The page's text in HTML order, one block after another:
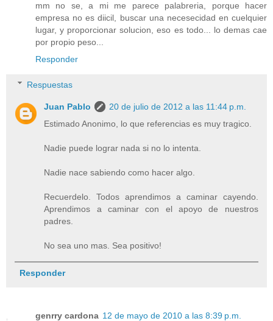
mm no se, a mi me parece palabreria, porque hacer
empresa no es diicil, buscar una necesecidad en cuelquier
lugar, y proporcionar solucion, eso es todo... lo demas cae
por propio peso...
Responder
Respuestas
Juan Pablo
20 de julio de 2012 a las 11:44 p.m.
Estimado Anonimo, lo que referencias es muy tragico.
Nadie puede lograr nada si no lo intenta.
Nadie nace sabiendo como hacer algo.
Recuerdelo. Todos aprendimos a caminar cayendo.
Aprendimos a caminar con el apoyo de nuestros
padres.
No sea uno mas. Sea positivo!
Responder
genrry cardona 12 de mayo de 2010 a las 8:39 p.m.